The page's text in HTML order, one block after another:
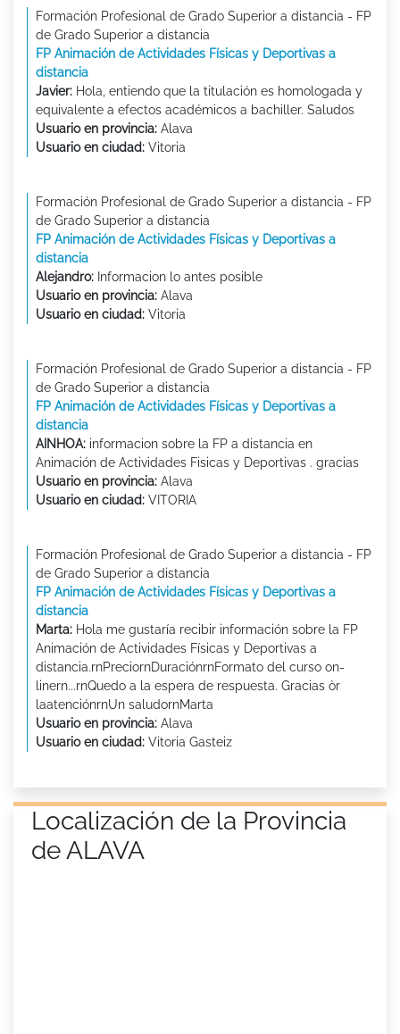
Formación Profesional de Grado Superior a distancia - FP
de Grado Superior a distancia
FP Animación de Actividades Físicas y Deportivas a
distancia
Javier: Hola, entiendo que la titulación es homologada y
equivalente a efectos académicos a bachiller. Saludos
Usuario en provincia: Alava
Usuario en ciudad: Vitoria
Formación Profesional de Grado Superior a distancia - FP
de Grado Superior a distancia
FP Animación de Actividades Físicas y Deportivas a
distancia
Alejandro: Informacion lo antes posible
Usuario en provincia: Alava
Usuario en ciudad: Vitoria
Formación Profesional de Grado Superior a distancia - FP
de Grado Superior a distancia
FP Animación de Actividades Físicas y Deportivas a
distancia
AINHOA: informacion sobre la FP a distancia en
Animación de Actividades Fisicas y Deportivas . gracias
Usuario en provincia: Alava
Usuario en ciudad: VITORIA
Formación Profesional de Grado Superior a distancia - FP
de Grado Superior a distancia
FP Animación de Actividades Físicas y Deportivas a
distancia
Marta: Hola me gustaría recibir información sobre la FP
Animación de Actividades Físicas y Deportivas a
distancia.rnPreciornDuraciónrnFormato del curso on-
linern...rnQuedo a la espera de respuesta. Gracias òr
laatenciónrnUn saludornMarta
Usuario en provincia: Alava
Usuario en ciudad: Vitoria Gasteiz
Localización de la Provincia
de ALAVA